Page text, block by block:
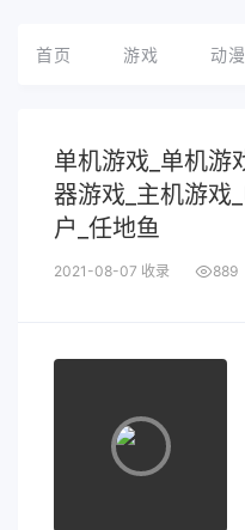
首页 游戏 动漫
单机游戏_单机游
器游戏_主机游戏
户_任地鱼
2021-08-07 收录 889